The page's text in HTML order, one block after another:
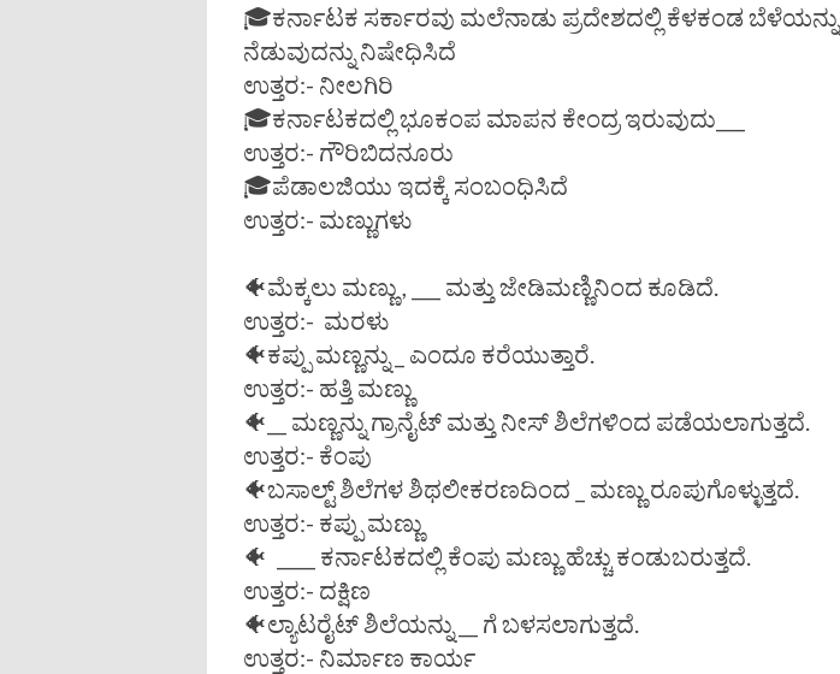
🎓ಕರ್ನಾಟಕ ಸರ್ಕಾರವು ಮಲೆನಾಡು ಪ್ರದೇಶದಲ್ಲಿ ಕೆಳಕಂಡ ಬೆಳೆಯನ್ನು
ನೆಡುವುದನ್ನು ನಿಷೇಧಿಸಿದೆ
ಉತ್ತರ:- ನೀಲಗಿರಿ
🎓ಕರ್ನಾಟಕದಲ್ಲಿ ಭೂಕಂಪ ಮಾಪನ ಕೇಂದ್ರ ಇರುವುದು___
ಉತ್ತರ:- ಗೌರಿಬಿದನೂರು
🎓ಪೆಡಾಲಜಿಯು ಇದಕ್ಕೆ ಸಂಬಂಧಿಸಿದೆ
ಉತ್ತರ:- ಮಣ್ಣುಗಳು
🐠ಮೆಕ್ಕಲು ಮಣ್ಣು , ___ ಮತ್ತು ಜೇಡಿಮಣ್ಣಿನಿಂದ ಕೂಡಿದೆ.
ಉತ್ತರ:- ಮರಳು
🐠ಕಪ್ಪು ಮಣ್ಣನ್ನು _ ಎಂದೂ ಕರೆಯುತ್ತಾರೆ.
ಉತ್ತರ:- ಹತ್ತಿ ಮಣ್ಣು
🐠__ ಮಣ್ಣನ್ನು ಗ್ರಾನೈಟ್ ಮತ್ತು ನೀಸ್ ಶಿಲೆಗಳಿಂದ ಪಡೆಯಲಾಗುತ್ತದೆ.
ಉತ್ತರ:- ಕೆಂಪು
🐠ಬಸಾಲ್ಟ್ ಶಿಲೆಗಳ ಶಿಥಲೀಕರಣದಿಂದ _ ಮಣ್ಣು ರೂಪುಗೊಳ್ಳುತ್ತದೆ.
ಉತ್ತರ:- ಕಪ್ಪು ಮಣ್ಣು
🐠 ____ ಕರ್ನಾಟಕದಲ್ಲಿ ಕೆಂಪು ಮಣ್ಣು ಹೆಚ್ಚು ಕಂಡುಬರುತ್ತದೆ.
ಉತ್ತರ:- ದಕ್ಷಿಣ
🐠ಲ್ಯಾಟರೈಟ್ ಶಿಲೆಯನ್ನು __ ಗೆ ಬಳಸಲಾಗುತ್ತದೆ.
ಉತ್ತರ:- ನಿರ್ಮಾಣ ಕಾರ್ಯ